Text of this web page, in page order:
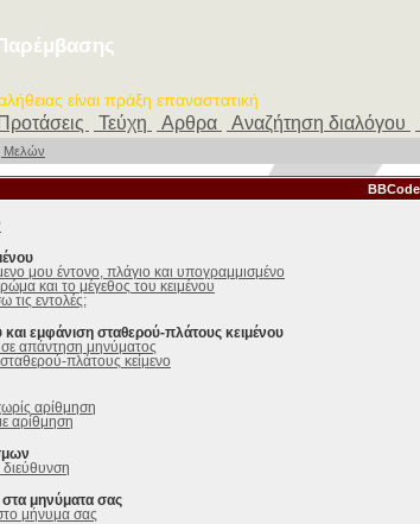
είναι πράξη επαναστατική
Προτάσεις Τεύχη Αρθρα Αναζήτηση διαλόγου
Μελών
BBCode
μου έντονο, πλάγιο και υπογραμμισμένο
και το μέγεθος του κειμένου
εντολές;
και εμφάνιση σταθερού-πλάτους κειμένου
σε απάντηση μηνύματος
πλάτους κείμενο
αρίθμηση
αρίθμηση
μηνύματα σας
μήνυμα σας